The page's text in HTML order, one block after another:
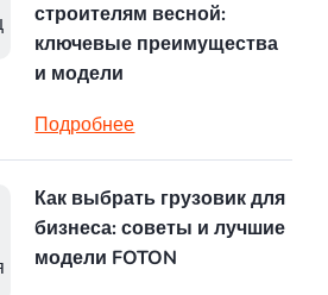
строителям весной:
ключевые преимущества
и модели
Подробнее
Как выбрать грузовик для
бизнеса: советы и лучшие
модели FOTON